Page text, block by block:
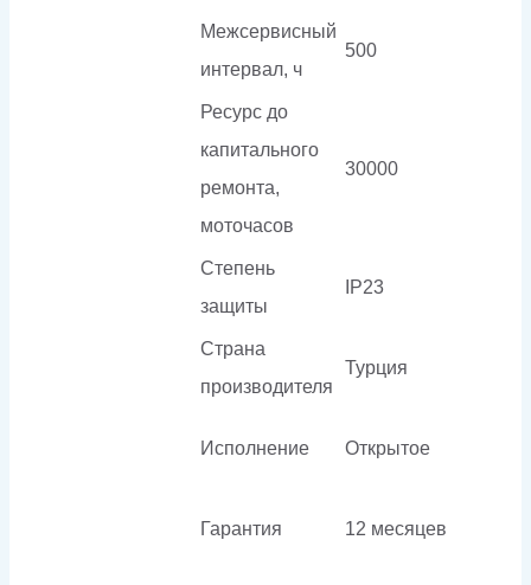
Межсервисный
интервал, ч
500
Ресурс до
капитального
ремонта,
моточасов
30000
Степень
защиты
IP23
Страна
производителя
Турция
Исполнение Открытое
Гарантия 12 месяцев